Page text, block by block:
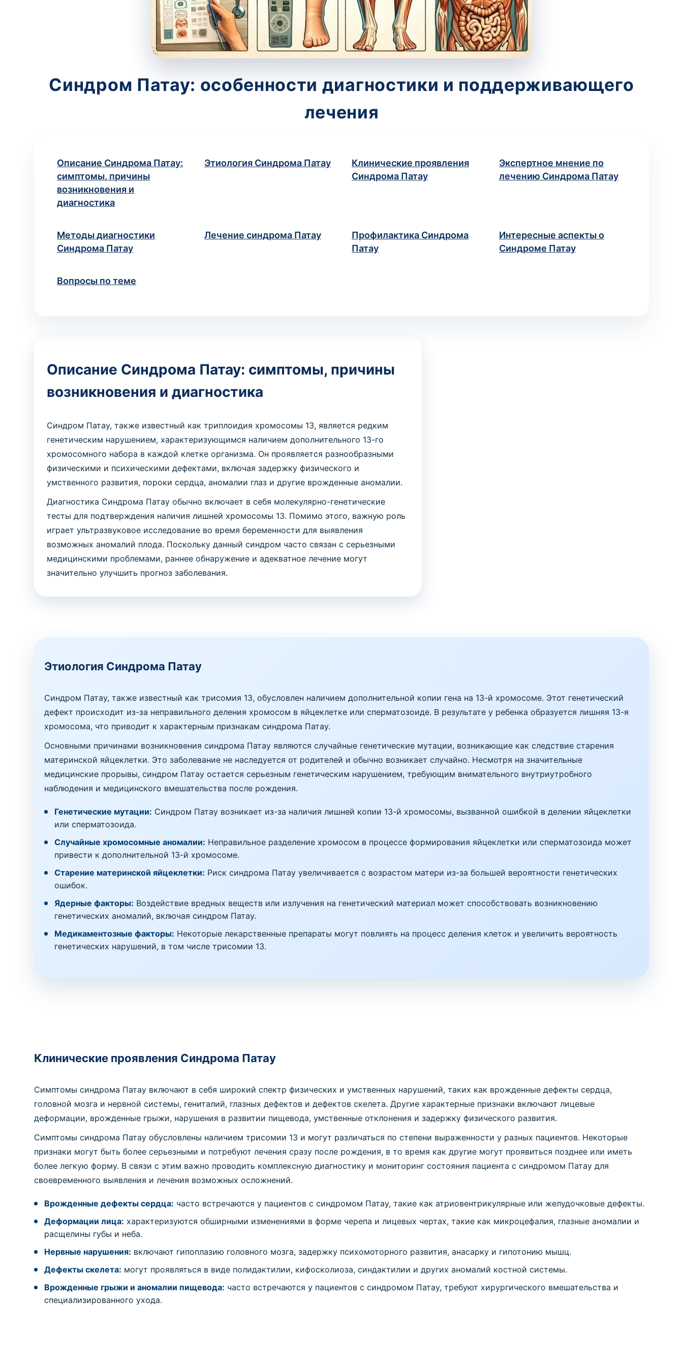
Синдром Патау: особенности диагностики и поддерживающего
лечения
Описание Синдрома Патау:
симптомы, причины
возникновения и
диагностика
Этиология Синдрома Патау
Клинические проявления
Синдрома Патау
Экспертное мнение по
лечению Синдрома Патау
Методы диагностики
Синдрома Патау
Лечение синдрома Патау
Профилактика Синдрома
Патау
Интересные аспекты о
Синдроме Патау
Вопросы по теме
Описание Синдрома Патау: симптомы, причины
возникновения и диагностика
Синдром Патау, также известный как триплоидия хромосомы 13, является редким
генетическим нарушением, характеризующимся наличием дополнительного 13-го
хромосомного набора в каждой клетке организма. Он проявляется разнообразными
физическими и психическими дефектами, включая задержку физического и
умственного развития, пороки сердца, аномалии глаз и другие врожденные аномалии.
Диагностика Синдрома Патау обычно включает в себя молекулярно-генетические
тесты для подтверждения наличия лишней хромосомы 13. Помимо этого, важную роль
играет ультразвуковое исследование во время беременности для выявления
возможных аномалий плода. Поскольку данный синдром часто связан с серьезными
медицинскими проблемами, раннее обнаружение и адекватное лечение могут
значительно улучшить прогноз заболевания.
Этиология Синдрома Патау
Синдром Патау, также известный как трисомия 13, обусловлен наличием дополнительной копии гена на 13-й хромосоме. Этот генетический
дефект происходит из-за неправильного деления хромосом в яйцеклетке или сперматозоиде. В результате у ребенка образуется лишняя 13-я
хромосома, что приводит к характерным признакам синдрома Патау.
Основными причинами возникновения синдрома Патау являются случайные генетические мутации, возникающие как следствие старения
материнской яйцеклетки. Это заболевание не наследуется от родителей и обычно возникает случайно. Несмотря на значительные
медицинские прорывы, синдром Патау остается серьезным генетическим нарушением, требующим внимательного внутриутробного
наблюдения и медицинского вмешательства после рождения.
Генетические мутации: Синдром Патау возникает из-за наличия лишней копии 13-й хромосомы, вызванной ошибкой в делении яйцеклетки
или сперматозоида.
Случайные хромосомные аномалии: Неправильное разделение хромосом в процессе формирования яйцеклетки или сперматозоида может
привести к дополнительной 13-й хромосоме.
Старение материнской яйцеклетки: Риск синдрома Патау увеличивается с возрастом матери из-за большей вероятности генетических
ошибок.
Ядерные факторы: Воздействие вредных веществ или излучения на генетический материал может способствовать возникновению
генетических аномалий, включая синдром Патау.
Медикаментозные факторы: Некоторые лекарственные препараты могут повлиять на процесс деления клеток и увеличить вероятность
генетических нарушений, в том числе трисомии 13.
Клинические проявления Синдрома Патау
Симптомы синдрома Патау включают в себя широкий спектр физических и умственных нарушений, таких как врожденные дефекты сердца,
головной мозга и нервной системы, гениталий, глазных дефектов и дефектов скелета. Другие характерные признаки включают лицевые
деформации, врожденные грыжи, нарушения в развитии пищевода, умственные отклонения и задержку физического развития.
Симптомы синдрома Патау обусловлены наличием трисомии 13 и могут различаться по степени выраженности у разных пациентов. Некоторые
признаки могут быть более серьезными и потребуют лечения сразу после рождения, в то время как другие могут проявиться позднее или иметь
более легкую форму. В связи с этим важно проводить комплексную диагностику и мониторинг состояния пациента с синдромом Патау для
своевременного выявления и лечения возможных осложнений.
Врожденные дефекты сердца: часто встречаются у пациентов с синдромом Патау, такие как атриовентрикулярные или желудочковые дефекты.
Деформации лица: характеризуются обширными изменениями в форме черепа и лицевых чертах, такие как микроцефалия, глазные аномалии и
расщелины губы и неба.
Нервные нарушения: включают гипоплазию головного мозга, задержку психомоторного развития, анасарку и гипотонию мышц.
Дефекты скелета: могут проявляться в виде полидактилии, кифосколиоза, синдактилии и других аномалий костной системы.
Врожденные грыжи и аномалии пищевода: часто встречаются у пациентов с синдромом Патау, требуют хирургического вмешательства и
специализированного ухода.